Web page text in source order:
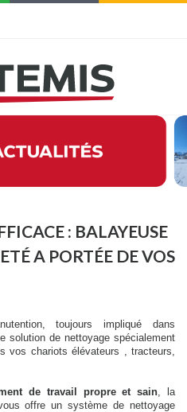
: BALAYEUSE
A PORTÉE DE VOS
toujours impliqué dans
solution de nettoyage spécialement
vos chariots élévateurs , tracteurs,
de travail propre et sain, la
offre un système de nettoyage